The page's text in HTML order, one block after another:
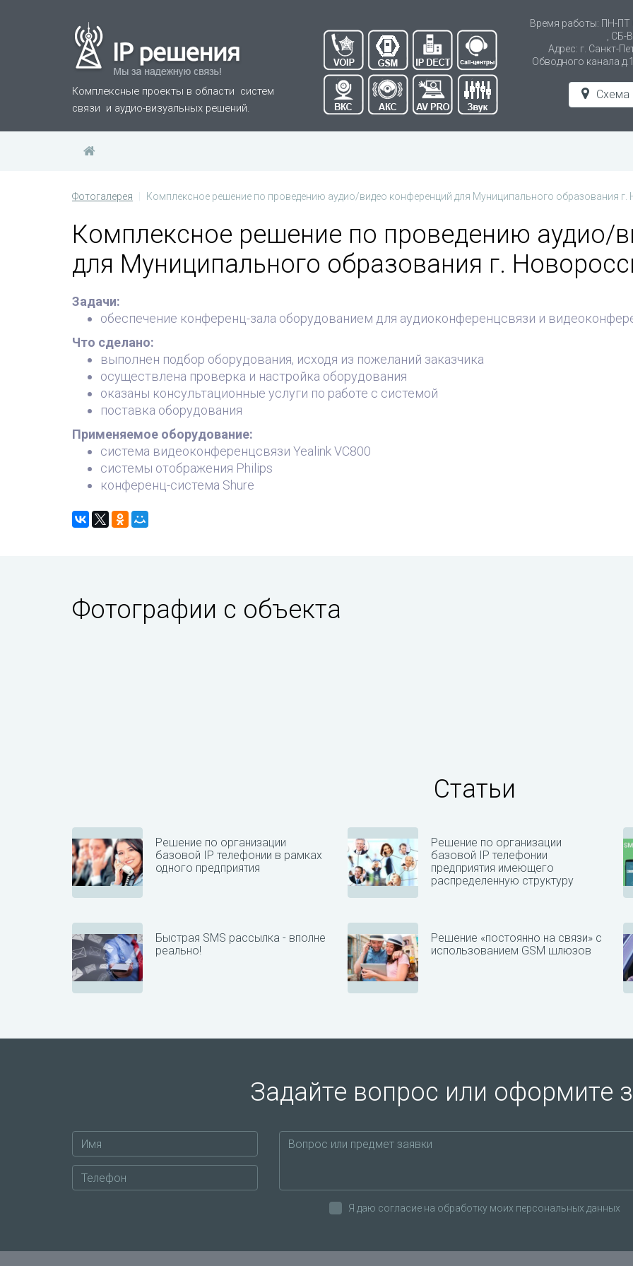
Комплексные проекты в области систем
связи и аудио-визуальных решений.
Время работы: ПН-ПТ
,
Адрес: г. Санкт-
Обводного канала
Схема
Фотогалерея Комплексное решение по проведению аудио/видео конференций для Муниципального образования г.
Комплексное решение по проведению аудио/
для Муниципального образования г.
Задачи:
обеспечение конференц-зала оборудованием для аудиоконференцсвязи и
Что сделано:
выполнен подбор оборудования, исходя из пожеланий заказчика
осуществлена проверка и настройка оборудования
оказаны консультационные услуги по работе с системой
поставка оборудования
Применяемое оборудование:
cистема видеоконференцсвязи Yealink VC800
системы отображения Philips
конференц-cистема Shure
Фотографии с объекта
Статьи
Решение по организации
базовой IP телефонии в рамках
одного предприятия
Решение по организации
базовой IP телефонии
предприятия имеющего
распределенную структуру
Быстрая SMS рассылка - вполне
реально!
Решение «постоянно на связи» с
использованием GSM шлюзов
Задайте вопрос или оформите
Я даю согласие на обработку моих персональных данных